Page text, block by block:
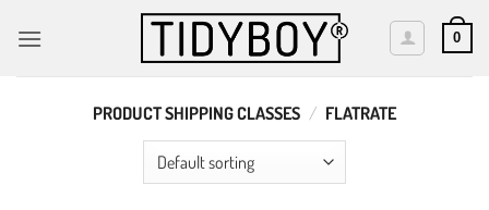
0
PRODUCT SHIPPING CLASSES / FLATRATE